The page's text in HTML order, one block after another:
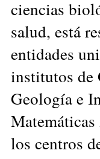
ciencias
salud, está
entidades
institutos de
Geología e
los centros